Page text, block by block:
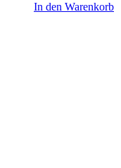
In den Warenkorb